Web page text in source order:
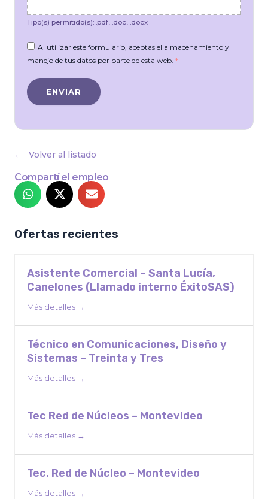
Tipo(s) permitido(s): .pdf, .doc, .docx
Al utilizar este formulario, aceptas el almacenamiento y
manejo de tus datos por parte de esta web. *
Volver al listado
Compartí el empleo
Ofertas recientes
Asistente Comercial – Santa Lucía,
Canelones (Llamado interno ÉxitoSAS)
Más detalles
Técnico en Comunicaciones, Diseño y
Sistemas – Treinta y Tres
Más detalles
Tec Red de Núcleos – Montevideo
Más detalles
Tec. Red de Núcleo – Montevideo
Más detalles